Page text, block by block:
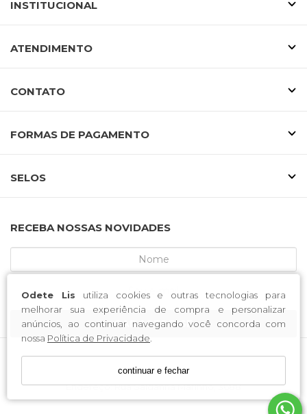
Odete Lis utiliza cookies e outras tecnologias para
melhorar sua experiência de compra e personalizar
anúncios, ao continuar navegando você concorda com
nossa Política de Privacidade
continuar e fechar
INSTITUCIONAL
ATENDIMENTO
CONTATO
FORMAS DE PAGAMENTO
SELOS
RECEBA NOSSAS NOVIDADES
CADASTRE-SE
MCA CALCADOS / CNPJ: 52.233.219/0001-34
Endereço: Rua Saldanha Marinho, 3688